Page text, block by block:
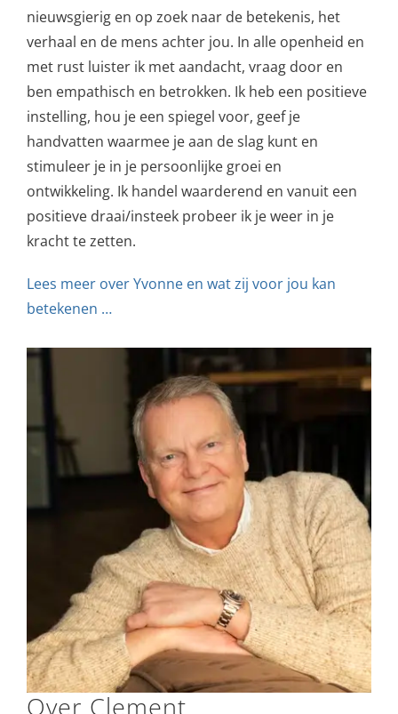
nieuwsgierig en op zoek naar de betekenis, het
verhaal en de mens achter jou. In alle openheid en
met rust luister ik met aandacht, vraag door en
ben empathisch en betrokken. Ik heb een positieve
instelling, hou je een spiegel voor, geef je
handvatten waarmee je aan de slag kunt en
stimuleer je in je persoonlijke groei en
ontwikkeling. Ik handel waarderend en vanuit een
positieve draai/insteek probeer ik je weer in je
kracht te zetten.
Lees meer over Yvonne en wat zij voor jou kan
betekenen …
Over Clement